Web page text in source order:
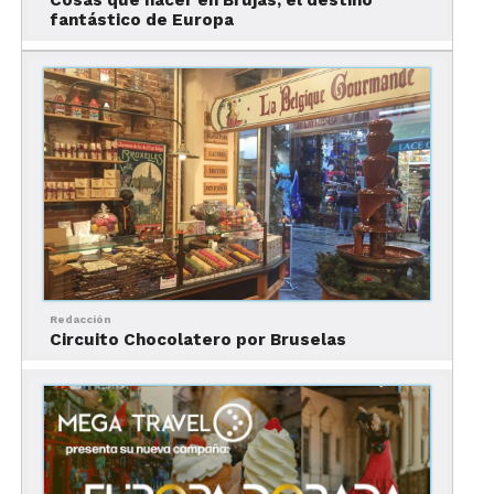
bonita, espera a verla de noche, es espectacular.
Después de apreciar su plaza principal,dar un
recorrido por el centro es algo que hay que
hacer en Bruselas.
Hay tours gratuitos que te permiten introducirte al
descubrimiento de esta vibrante y moderna
ciudad.
fantástico de Europa
Redacción
Circuito Chocolatero por Bruselas